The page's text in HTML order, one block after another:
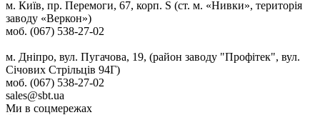
м. Київ, пр. Перемоги, 67, корп. S (ст. м. «Нивки», територія
заводу «Веркон»)
моб. (067) 538-27-02
м. Дніпро, вул. Пугачова, 19, (район заводу "Профітек", вул.
Січових Стрільців 94Г)
моб. (067) 538-27-02
sales@sbt.ua
Ми в соцмережах